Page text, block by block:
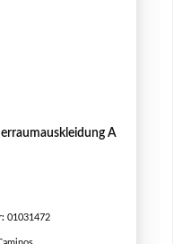
A
01031472